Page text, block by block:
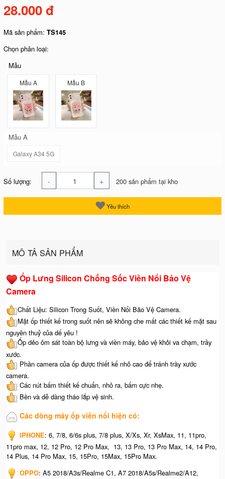
28.000 đ
Mã sản phẩm:TS145
Chọn phân loại:
Mẫu
Mẫu A Mẫu B
Mẫu A
Galaxy A34 5G
Số lượng: - + 200 sản phẩm tại kho
Yêu thích
MÔ TẢ SẢN PHẨM
Ốp Lưng Silicon Chống Sốc Viền Nổi Bảo Vệ
Camera
Chất Liệu: Silicon Trong Suốt, Viền Nổi Bảo Vệ Camera.
Mặt ốp thiết kế trong suốt nên sẽ không che mất các thiết kế mặt sau
nguyên thuỷ của dế yêu !
Ốp dẻo ôm sát toàn bộ lưng và viền máy, bảo vệ khỏi va chạm, trầy
xước.
Phần camera của ốp được thiết kế nhô cao để tránh trầy xước
camera.
Các nút bấm thiết kế chuẩn, nhô ra, bấm cực nhẹ.
Bền và dễ dàng tháo lắp vệ sinh.
Các dòng máy ốp viền nổi hiện có:
IPHONE: 6, 7/8, 6/6s plus, 7/8 plus, X/Xs, Xr, XsMax, 11, 11pro,
11pro max, 12, 12 Pro, 12 Pro Max, 13, 13 Pro, 13 Pro Max, 14, 14 Pro,
14 Plus, 14 Pro Max, 15, 15Pro, 15Max, 15Pro Max.
OPPO: A5 2018/A3s/Realme C1, A7 2018/A5s/Realme2/A12,